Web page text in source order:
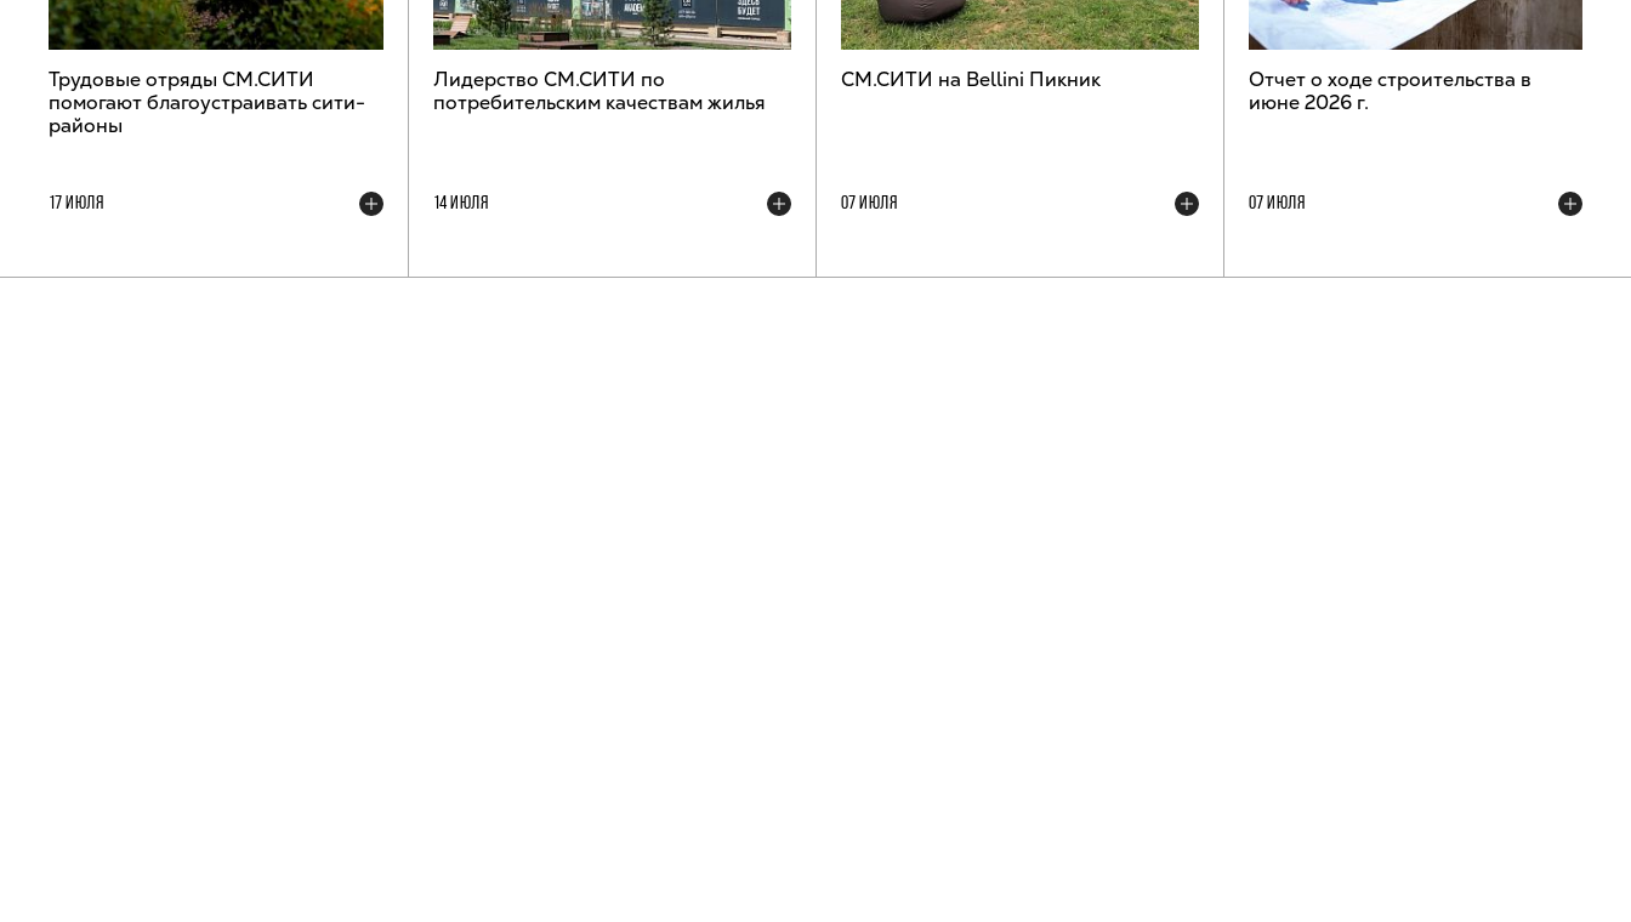
Трудовые отряды СМ.СИТИ
помогают благоустраивать сити-
районы
17 ИЮЛЯ
Лидерство СМ.СИТИ по
потребительским качествам жилья
14 ИЮЛЯ
СМ.СИТИ на Bellini Пикник
07 ИЮЛЯ
Отчет о ходе строительства в
июне 2026 г.
07 ИЮЛЯ